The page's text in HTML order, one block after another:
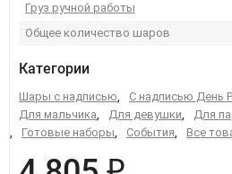
Груз ручной работы
Общее количество шаров
Категории
Шары с надписью, С надписью День
Для мальчика, Для девушки, Для
, Готовые наборы, События, Все